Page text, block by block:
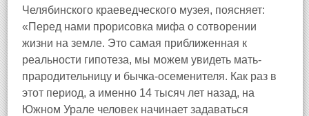
Челябинского краеведческого музея, поясняет:
«Перед нами прорисовка мифа о сотворении
жизни на земле. Это самая приближенная к
реальности гипотеза, мы можем увидеть мать-
прародительницу и бычка-осеменителя. Как раз в
этот период, а именно 14 тысяч лет назад, на
Южном Урале человек начинает задаваться